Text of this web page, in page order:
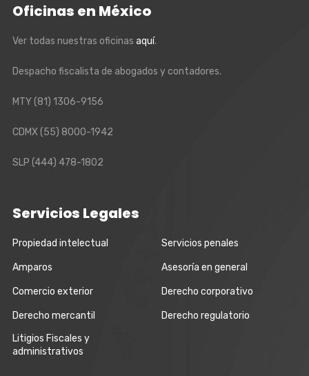
Oficinas en México
Ver todas nuestras oficinas aquí.
Despacho fiscalista de abogados y contadores.
MTY(81) 1306-9156
CDMX(55) 8000-1942
SLP (444) 478-1802
Servicios Legales
Propiedad intelectual Servicios penales
Amparos Asesoría en general
Comercio exterior Derecho corporativo
Derecho mercantil
Derecho regulatorio
Litigios Fiscales y
administrativos